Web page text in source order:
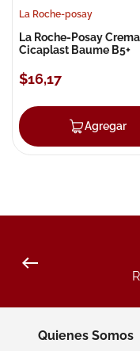
La Roche-posay
La Roche-Posay Crema
Cicaplast Baume B5+
$16,17
Agregar
Quienes Somos